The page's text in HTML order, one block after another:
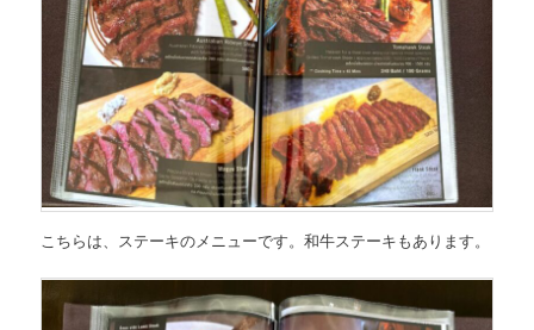
こちらは、 ステーキのメニューです。和牛ステーキもあります。